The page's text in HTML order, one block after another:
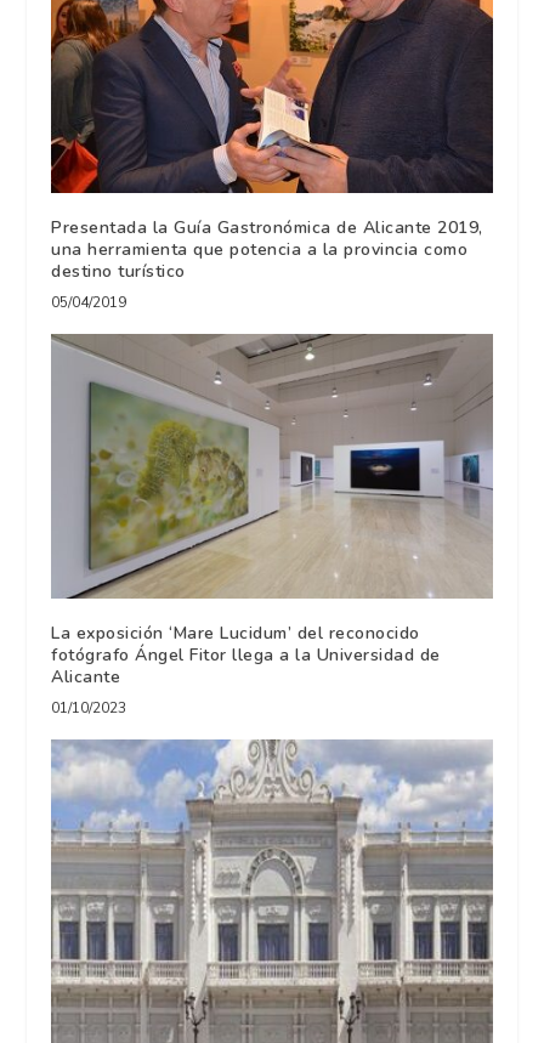
Presentada la Guía Gastronómica de Alicante 2019,
una herramienta que potencia a la provincia como
destino turístico
05/04/2019
La exposición ‘Mare Lucidum’ del reconocido
fotógrafo Ángel Fitor llega a la Universidad de
Alicante
01/10/2023